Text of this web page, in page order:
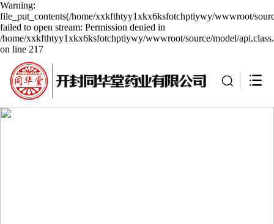
Warning:
file_put_contents(/home/xxkfthtyy1xkx6ksfotchptiywy/wwwroot/
failed to open stream: Permission denied in
/home/xxkfthtyy1xkx6ksfotchptiywy/wwwroot/source/model/
on line 217